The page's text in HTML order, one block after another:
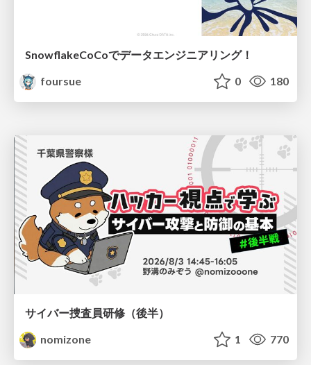
SnowflakeCoCoでデータエンジニアリング！
foursue
0 180
サイバー捜査員研修（後半）
nomizone
1 770